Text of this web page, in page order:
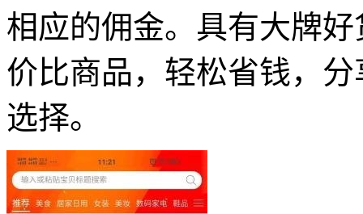
相应的佣金。具有大牌
价比商品，轻松省钱，
选择。